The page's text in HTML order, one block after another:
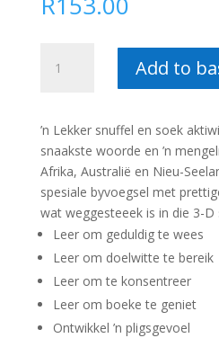
Soek
–
Peet
Bekker
quantity
Add to
’n Lekker snuffel en soek
snaakste woorde en ’n
Afrika, Australië en Nieu-
spesiale byvoegsel met
wat weggesteeek is in die 3-D
Leer om geduldig te wees
Leer om doelwitte te bereik
Leer om te konsentreer
Leer om boeke te geniet
Ontwikkel ’n pligsgevoel